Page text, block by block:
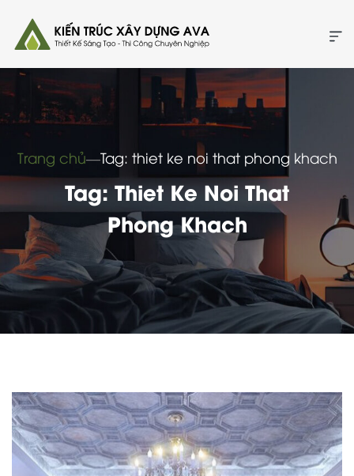
Trang chủ―Tag: thiet ke noi that phong khach
Tag: Thiet Ke Noi That
Phong Khach